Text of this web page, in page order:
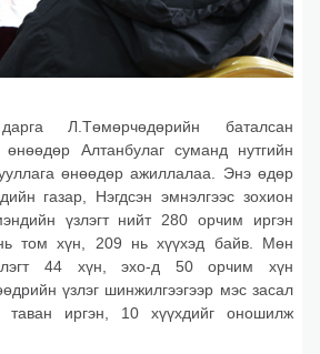
Л.Төмөрчөдөрийн баталсан
Алтанбулаг суманд нутгийн
өнөөдөр ажиллалаа. Энэ өдөр
газар, Нэгдсэн эмнэлгээс зохион
үзлэгт нийт 280 орчим иргэн
том хүн, 209 нь хүүхэд байв. Мөн
44 хүн, эхо-д 50 орчим хүн
үзлэг шинжилгээгээр мэс засал
таван иргэн, 10 хүүхдийг оношилж